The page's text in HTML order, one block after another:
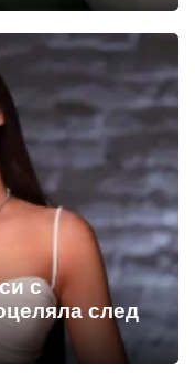
с
след